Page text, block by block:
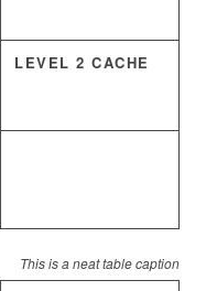
LEVEL 2 CACHE
This is a neat table caption